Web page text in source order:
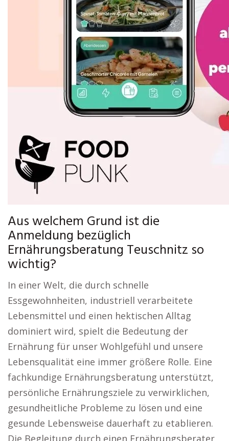
Aus welchem Grund ist die
Anmeldung bezüglich
Ernährungsberatung Teuschnitz so
wichtig?
In einer Welt, die durch schnelle
Essgewohnheiten, industriell verarbeitete
Lebensmittel und einen hektischen Alltag
dominiert wird, spielt die Bedeutung der
Ernährung für unser Wohlgefühl und unsere
Lebensqualität eine immer größere Rolle. Eine
fachkundige Ernährungsberatung unterstützt,
persönliche Ernährungsziele zu verwirklichen,
gesundheitliche Probleme zu lösen und eine
gesunde Lebensweise dauerhaft zu etablieren.
Die Begleitung durch einen Ernährungsberater